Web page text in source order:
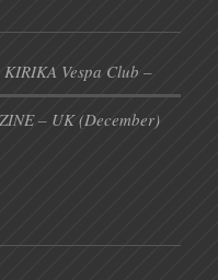
Vespa Club –
– UK (December)